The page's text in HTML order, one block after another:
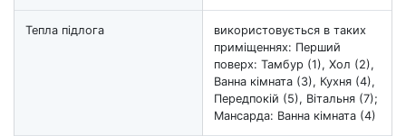
Тепла підлога
використовується в таких
приміщеннях: Перший
поверх: Тамбур (1), Хол (2),
Ванна кімната (3), Кухня (4),
Передпокій (5), Вітальня (7);
Мансарда: Ванна кімната (4)